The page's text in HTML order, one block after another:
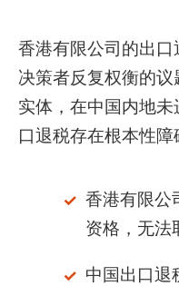
香港有限公司的出
决策者反复权衡的
实体，在中国内地
口退税存在根本性障
香港有限公
资格，无法
中国出口退